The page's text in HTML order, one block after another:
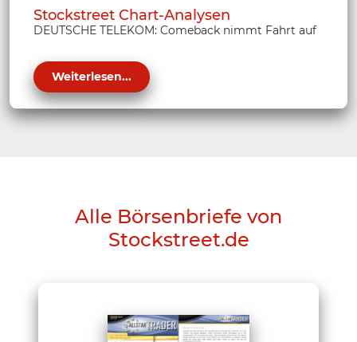
Stockstreet Chart-Analysen
DEUTSCHE TELEKOM: Comeback nimmt Fahrt auf
Weiterlesen...
Alle Börsenbriefe von
Stockstreet.de